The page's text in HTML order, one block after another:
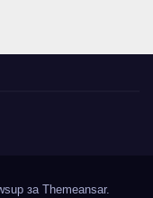
заThemeansar.